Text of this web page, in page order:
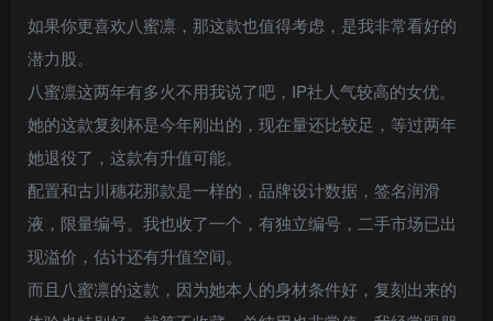
如果你更喜欢八蜜凛，那这款也值得考虑，是我非常看好的
潜力股。
八蜜凛这两年有多火不用我说了吧，IP社人气较高的女优。
她的这款复刻杯是今年刚出的，现在量还比较足，等过两年
她退役了，这款有升值可能。
配置和古川穗花那款是一样的，品牌设计数据，签名润滑
液，限量编号。我也收了一个，有独立编号，二手市场已出
现溢价，估计还有升值空间。
而且八蜜凛的这款，因为她本人的身材条件好，复刻出来的